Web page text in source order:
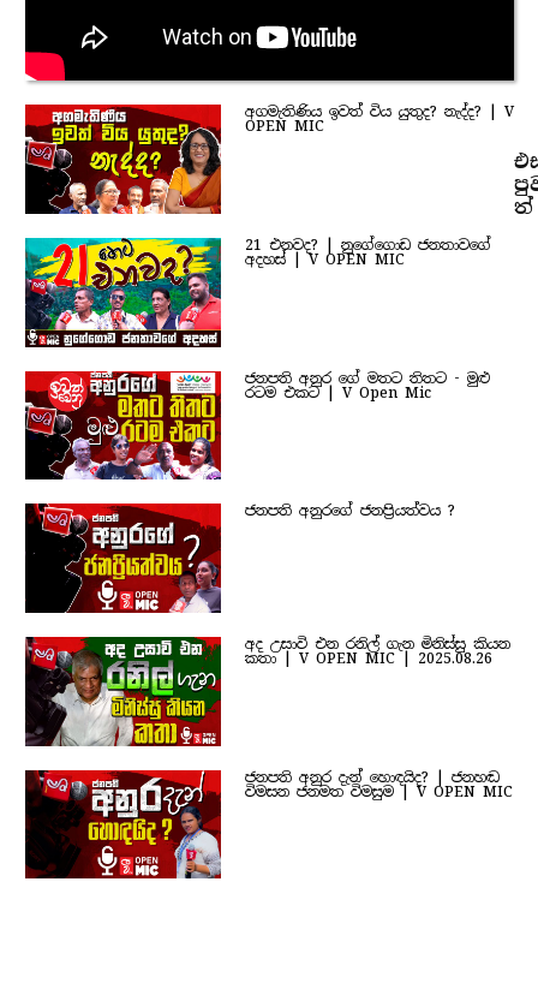
අගමැතිණිය ඉවත් විය යුතුද? නැද්ද? | V
OPEN MIC
21 එනවද? | නුගේගොඩ ජනතාවගේ
අදහස් | V OPEN MIC
ජනපති අනුර ගේ මතට තිතට - මුළු
රටම එකට | V Open Mic
ජනපති අනුරගේ ජනප්‍රියත්වය ?
අද උසාවි එන රනිල් ගැන මිනිස්සු කියන
කතා | V OPEN MIC | 2025.08.26
ජනපති අනුර දැන් හොඳයිද? | ජනහඬ
විමසන ජනමත විමසුම | V OPEN MIC
ත්